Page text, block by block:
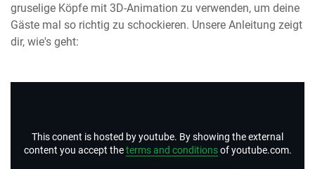
gruselige Köpfe mit 3D-Animation zu verwenden, um deine
Gäste mal so richtig zu schockieren. Unsere Anleitung zeigt
dir, wie's geht:
This conent is hosted by youtube. By showing the external
content you accept theterms and conditionsof youtube.com.